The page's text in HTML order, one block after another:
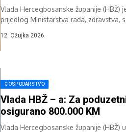
Vlada Hercegbosanske županije (HBŽ)
prijedlog Ministarstva rada, zdravstva,
12. Ožujka 2026.
GOSPODARSTVO
Vlada HBŽ – a: Za
osigurano 800.000 KM
Vlada Hercegbosanske županije (HBŽ)